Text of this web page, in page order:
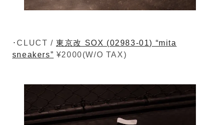
･CLUCT /東京改 SOX (02983-01) “mita
sneakers” ¥2000(W/O TAX)